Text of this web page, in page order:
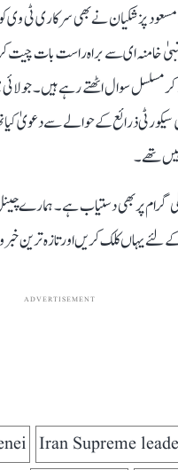
پزشکیان نے بھی سرکاری ٹی وی کو
مجتبیٰ خامنہ ای سے براہ راست بات
مسلسل سوال اٹھتے رہے ہیں۔
سیکورٹی ذرائع کے حوالے سے دعویٰ
تھے۔
گرام پر بھی دستیاب ہے۔ ہمارے
لئے یہاں کلک کریں اور تازہ
ADVERTISEMENT
Iran Supreme